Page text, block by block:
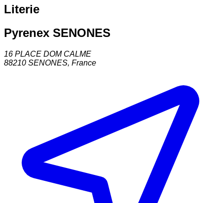
Literie
Pyrenex SENONES
16 PLACE DOM CALME
88210 SENONES, France